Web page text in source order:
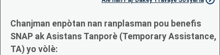
Chanjman enpòtan nan ranplasman pou benefis
SNAP ak Asistans Tanporè (Temporary Assistance,
TA) yo vòlè: